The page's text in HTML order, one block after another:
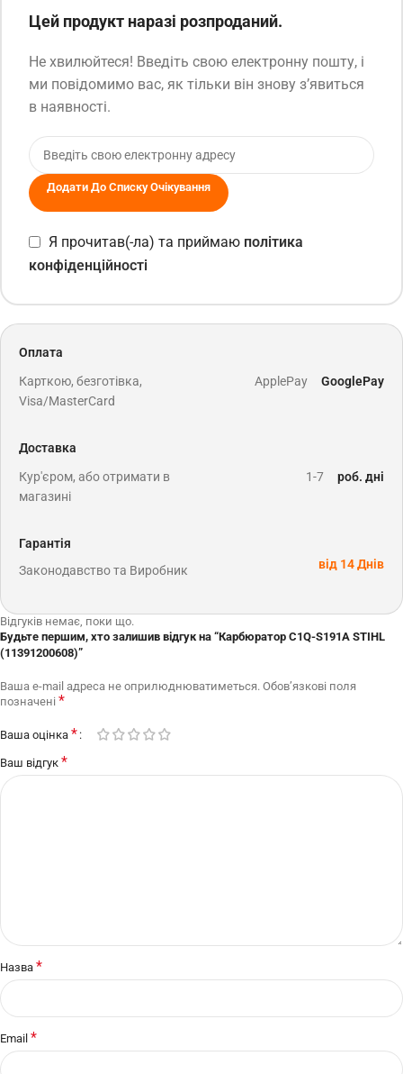
Цей продукт наразі розпроданий.
Не хвилюйтеся! Введіть свою електронну пошту, і
ми повідомимо вас, як тільки він знову з’явиться
в наявності.
Додати До Списку Очікування
Я прочитав(-ла) та приймаю політика
конфіденційності
Оплата
Карткою, безготівка,
Visa/MasterCard
ApplePay GooglePay
Доставка
Кур'єром, або отримати в
магазині
1-7 роб. дні
Гарантія
Законодавство та Виробник
від 14 Днів
Відгуків немає, поки що.
Будьте першим, хто залишив відгук на “Карбюратор C1Q-S191А STIHL
(11391200608)”
Ваша e-mail адреса не оприлюднюватиметься. Обов’язкові поля
позначені *
Ваша оцінка *
Ваш відгук *
Назва *
Email *